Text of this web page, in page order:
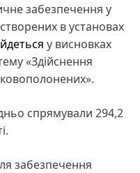
забезпечення у
в установах
йдеться у висновках
«Здійснення
спрямували 294,2
забезпечення